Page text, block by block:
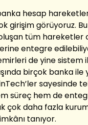
hesap
girişim görüyoruz.
tüm hareketler
entegre
de yine sistem
birçok banka
sayesinde
süreç hem de
çok daha fazla
tanıyor.